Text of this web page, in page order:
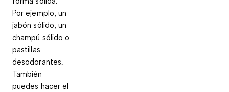
Por ejemplo, un
jabón sólido, un
champú sólido o
pastillas
desodorantes.
También
puedes hacer el